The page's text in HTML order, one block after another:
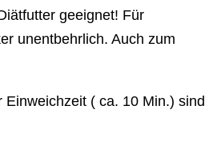
geeignet! Für
unentbehrlich. Auch zum
( ca. 10 Min.) sind